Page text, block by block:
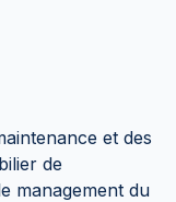
et des
de
management du